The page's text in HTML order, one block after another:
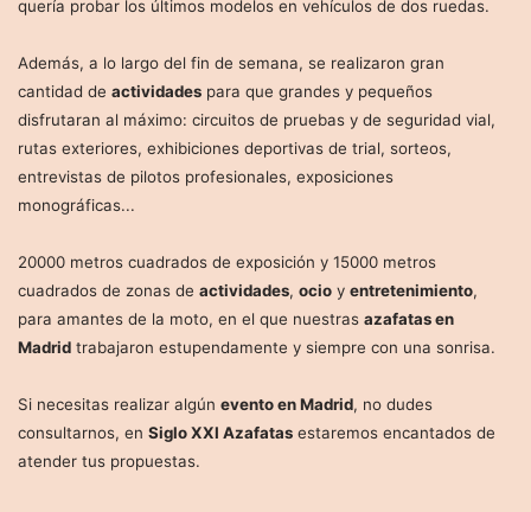
quería probar los últimos modelos en vehículos de dos ruedas.
Además, a lo largo del fin de semana, se realizaron gran
cantidad de actividades para que grandes y pequeños
disfrutaran al máximo: circuitos de pruebas y de seguridad vial,
rutas exteriores, exhibiciones deportivas de trial, sorteos,
entrevistas de pilotos profesionales, exposiciones
monográficas...
20000 metros cuadrados de exposición y 15000 metros
cuadrados de zonas de actividades, ocio y entretenimiento,
para amantes de la moto, en el que nuestras azafatas en
Madrid trabajaron estupendamente y siempre con una sonrisa.
Si necesitas realizar algún evento en Madrid, no dudes
consultarnos, en Siglo XXI Azafatas estaremos encantados de
atender tus propuestas.